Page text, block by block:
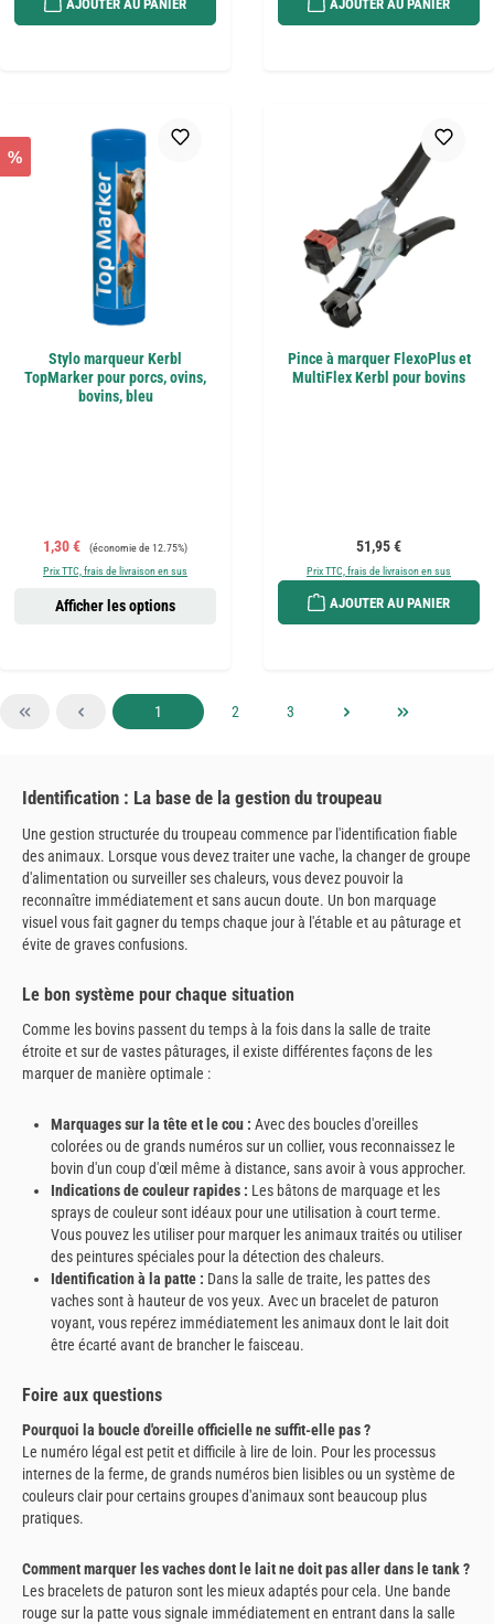
AJOUTER AU PANIER AJOUTER AU PANIER
%
Stylo marqueur Kerbl
TopMarker pour porcs, ovins,
bovins, bleu
Prix de vente :
1,30 € Prix régulier :
(économie de 12.75%)
Prix TTC, frais de livraison en sus
Afficher les options
Pince à marquer FlexoPlus et
MultiFlex Kerbl pour bovins
Prix régulier :
51,95 €
Prix TTC, frais de livraison en sus
AJOUTER AU PANIER
Page
1 Page
2 Page
3
Identification : La base de la gestion du troupeau
Une gestion structurée du troupeau commence par l'identification fiable
des animaux. Lorsque vous devez traiter une vache, la changer de groupe
d'alimentation ou surveiller ses chaleurs, vous devez pouvoir la
reconnaître immédiatement et sans aucun doute. Un bon marquage
visuel vous fait gagner du temps chaque jour à l'étable et au pâturage et
évite de graves confusions.
Le bon système pour chaque situation
Comme les bovins passent du temps à la fois dans la salle de traite
étroite et sur de vastes pâturages, il existe différentes façons de les
marquer de manière optimale :
Marquages sur la tête et le cou : Avec des boucles d'oreilles
colorées ou de grands numéros sur un collier, vous reconnaissez le
bovin d'un coup d'œil même à distance, sans avoir à vous approcher.
Indications de couleur rapides : Les bâtons de marquage et les
sprays de couleur sont idéaux pour une utilisation à court terme.
Vous pouvez les utiliser pour marquer les animaux traités ou utiliser
des peintures spéciales pour la détection des chaleurs.
Identification à la patte : Dans la salle de traite, les pattes des
vaches sont à hauteur de vos yeux. Avec un bracelet de paturon
voyant, vous repérez immédiatement les animaux dont le lait doit
être écarté avant de brancher le faisceau.
Foire aux questions
Pourquoi la boucle d'oreille officielle ne suffit-elle pas ?
Le numéro légal est petit et difficile à lire de loin. Pour les processus
internes de la ferme, de grands numéros bien lisibles ou un système de
couleurs clair pour certains groupes d'animaux sont beaucoup plus
pratiques.
Comment marquer les vaches dont le lait ne doit pas aller dans le tank ?
Les bracelets de paturon sont les mieux adaptés pour cela. Une bande
rouge sur la patte vous signale immédiatement en entrant dans la salle